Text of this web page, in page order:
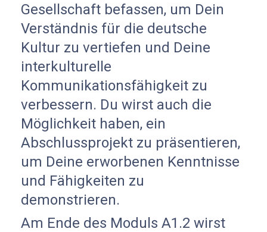
Gesellschaft befassen, um Dein
Verständnis für die deutsche
Kultur zu vertiefen und Deine
interkulturelle
Kommunikationsfähigkeit zu
verbessern. Du wirst auch die
Möglichkeit haben, ein
Abschlussprojekt zu präsentieren,
um Deine erworbenen Kenntnisse
und Fähigkeiten zu
demonstrieren.
Am Ende des Moduls A1.2 wirst